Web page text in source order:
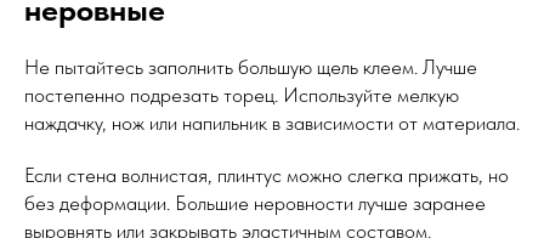
неровные
Не пытайтесь заполнить большую щель клеем. Лучше
постепенно подрезать торец. Используйте мелкую
наждачку, нож или напильник в зависимости от материала.
Если стена волнистая, плинтус можно слегка прижать, но
без деформации. Большие неровности лучше заранее
выровнять или закрывать эластичным составом.